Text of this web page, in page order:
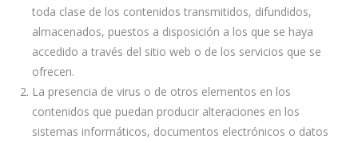
toda clase de los contenidos transmitidos, difundidos,
almacenados, puestos a disposición a los que se haya
accedido a través del sitio web o de los servicios que se
ofrecen.
La presencia de virus o de otros elementos en los
contenidos que puedan producir alteraciones en los
sistemas informáticos, documentos electrónicos o datos